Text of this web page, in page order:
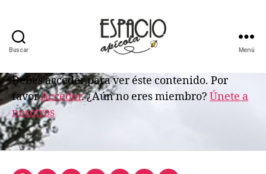
Buscar
APICOLA
Menú
Debes acceder para ver éste contenido. Por
favorAcceder. ¿Aún no eres miembro? Únete a
nosotros